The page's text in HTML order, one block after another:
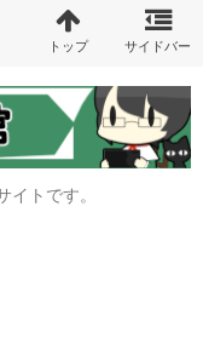
トです。